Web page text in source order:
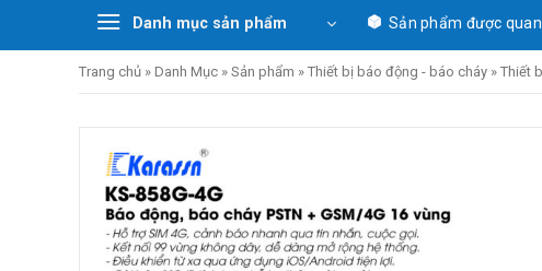
Danh mục sản phẩm Sản phẩm được
Trang chủ » Danh Mục » Sản phẩm » Thiết bị báo động - báo cháy » Thiết